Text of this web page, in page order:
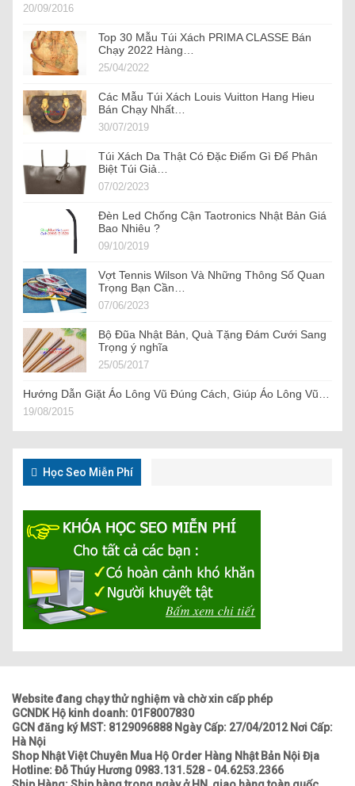
20/09/2016
Top 30 Mẫu Túi Xách PRIMA CLASSE Bán
Chạy 2022 Hàng…
25/04/2022
Các Mẫu Túi Xách Louis Vuitton Hang Hieu
Bán Chạy Nhất…
30/07/2019
Túi Xách Da Thật Có Đặc Điểm Gì Để Phân
Biệt Túi Giả…
07/02/2023
Đèn Led Chống Cận Taotronics Nhật Bản Giá
Bao Nhiêu ?
09/10/2019
Vợt Tennis Wilson Và Những Thông Số Quan
Trọng Bạn Cần…
07/06/2023
Bộ Đũa Nhật Bản, Quà Tặng Đám Cưới Sang
Trọng ý nghĩa
25/05/2017
Hướng Dẫn Giặt Áo Lông Vũ Đúng Cách, Giúp Áo Lông Vũ…
19/08/2015
Học Seo Miễn Phí
Website đang chạy thử nghiệm và chờ xin cấp phép
GCNDK Hộ kinh doanh: 01F8007830
GCN đăng ký MST: 8129096888 Ngày Cấp: 27/04/2012 Nơi Cấp:
Hà Nội
Shop Nhật Việt Chuyên Mua Hộ Order Hàng Nhật Bản Nội Địa
Hotline: Đỗ Thúy Hương 0983.131.528 - 04.6253.2366